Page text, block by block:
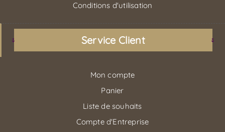
Conditions d'utilisation
Service Client
Mon compte
Panier
Liste de souhaits
Compte d'Entreprise